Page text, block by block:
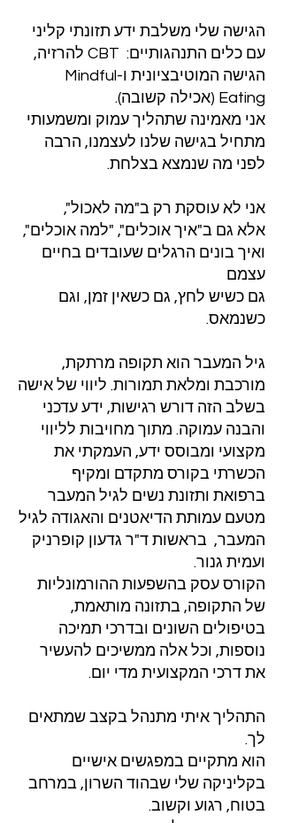
הגישה שלי משלבת ידע תזונתי קליני
עם כלים התנהגותיים: CBT להרזיה,
הגישה המוטיבציונית ו-Mindful
Eating (אכילה קשובה).
אני מאמינה שתהליך עמוק ומשמעותי
מתחיל בגישה שלנו לעצמנו, הרבה
לפני מה שנמצא בצלחת.
אני לא עוסקת רק ב"מה לאכול",
אלא גם ב"איך אוכלים", "למה אוכלים",
ואיך בונים הרגלים שעובדים בחיים
עצמם
גם כשיש לחץ, גם כשאין זמן, וגם
כשנמאס.
גיל המעבר הוא תקופה מרתקת,
מורכבת ומלאת תמורות. ליווי של אישה
בשלב הזה דורש רגישות, ידע עדכני
והבנה עמוקה. מתוך מחויבות לליווי
מקצועי ומבוסס ידע, העמקתי את
הכשרתי בקורס מתקדם ומקיף
ברפואת ותזונת נשים לגיל המעבר
מטעם עמותת הדיאטנים והאגודה לגיל
המעבר, בראשות ד"ר גדעון קופרניק
ועמית גנור.
הקורס עסק בהשפעות ההורמונליות
של התקופה, בתזונה מותאמת,
בטיפולים השונים ובדרכי תמיכה
נוספות, וכל אלה ממשיכים להעשיר
את דרכי המקצועית מדי יום.
התהליך איתי מתנהל בקצב שמתאים
לך.
הוא מתקיים במפגשים אישיים
בקליניקה שלי שבהוד השרון, במרחב
בטוח, רגוע וקשוב.